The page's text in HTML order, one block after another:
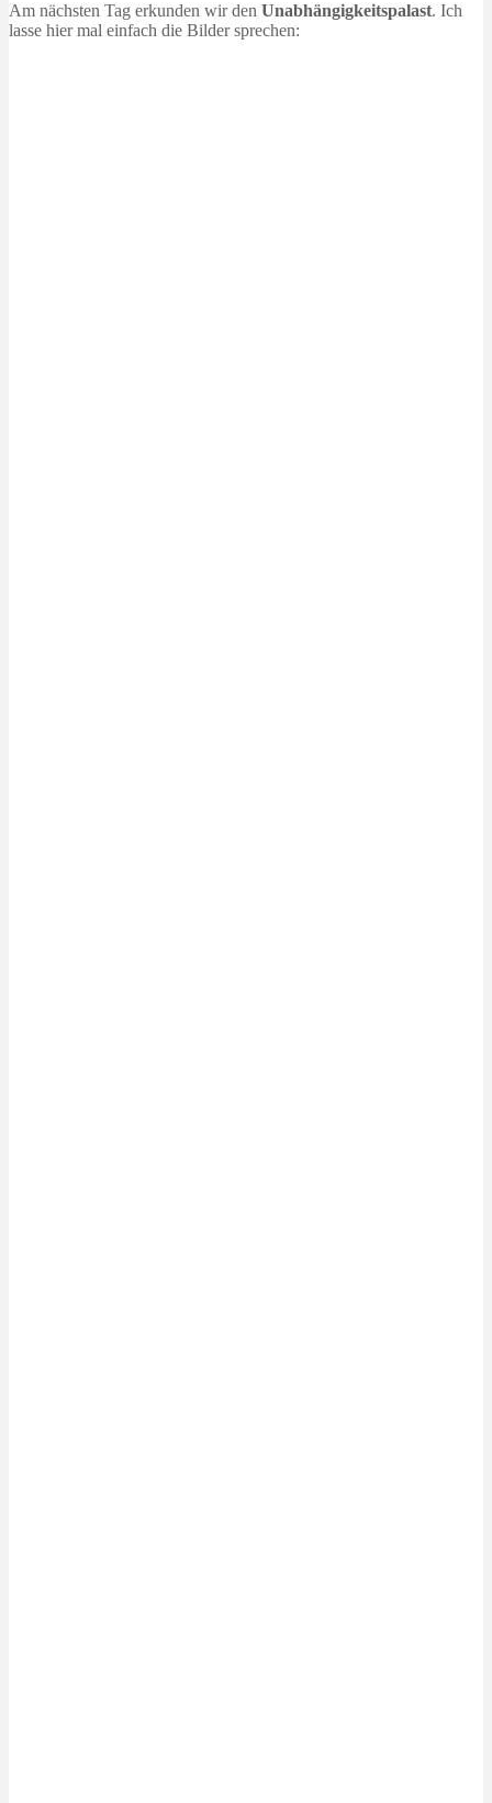
Am nächsten Tag erkunden wir den Unabhängigkeitspalast. Ich
lasse hier mal einfach die Bilder sprechen: